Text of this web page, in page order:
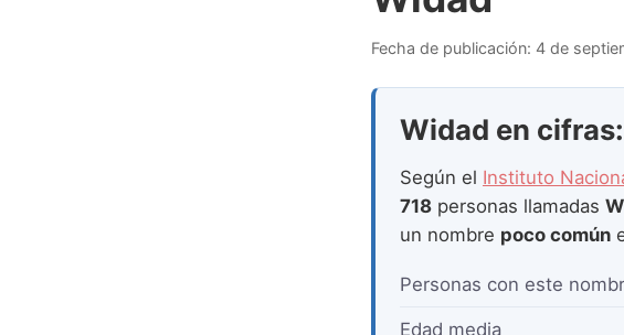
Fecha de publicación: 4 de
Widad en
Según el Instituto
718 personas llamadas
un nombre poco común
Personas con este
Edad media